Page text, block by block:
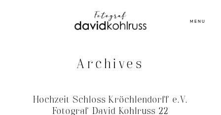
MENU
Archives
Hochzeit Schloss Kröchlendorff e.V.
Fotograf David Kohlruss 22